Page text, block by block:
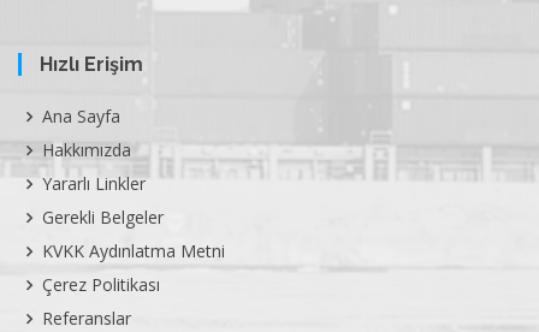
Hızlı Erişim
Ana Sayfa
Hakkımızda
Yararlı Linkler
Gerekli Belgeler
KVKK Aydınlatma Metni
Çerez Politikası
Referanslar